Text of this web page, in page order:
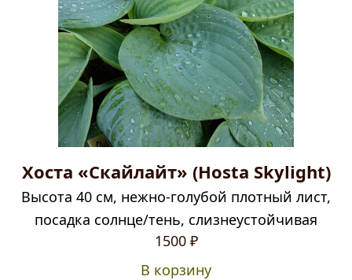
Хоста «Скайлайт» (Hosta Skylight)
Высота 40 см, нежно-голубой плотный лист,
посадка солнце/тень, слизнеустойчивая
1500 ₽
В корзину